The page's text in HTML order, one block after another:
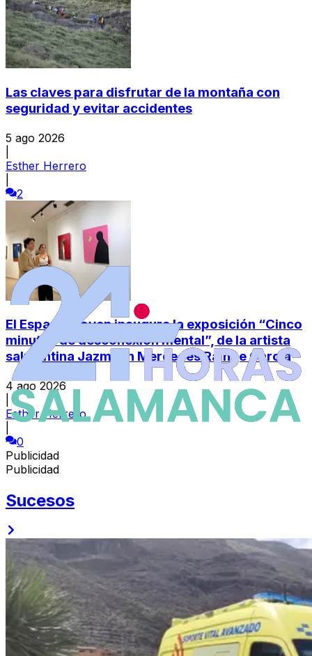
Las claves para disfrutar de la montaña con
seguridad y evitar accidentes
5 ago 2026
Esther Herrero
2
El Espacio Joven inaugura la exposición “Cinco
minutos de desconexión mental”, de la artista
salmantina Jazmynn Mercedes Rainge García
4 ago 2026
Esther Herrero
0
Publicidad
Publicidad
Sucesos